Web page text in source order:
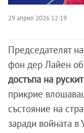
29 април 2026 12:19
Председателят
фон дер Лайен
достъпа на
прикрие
състояние на
заради войната в